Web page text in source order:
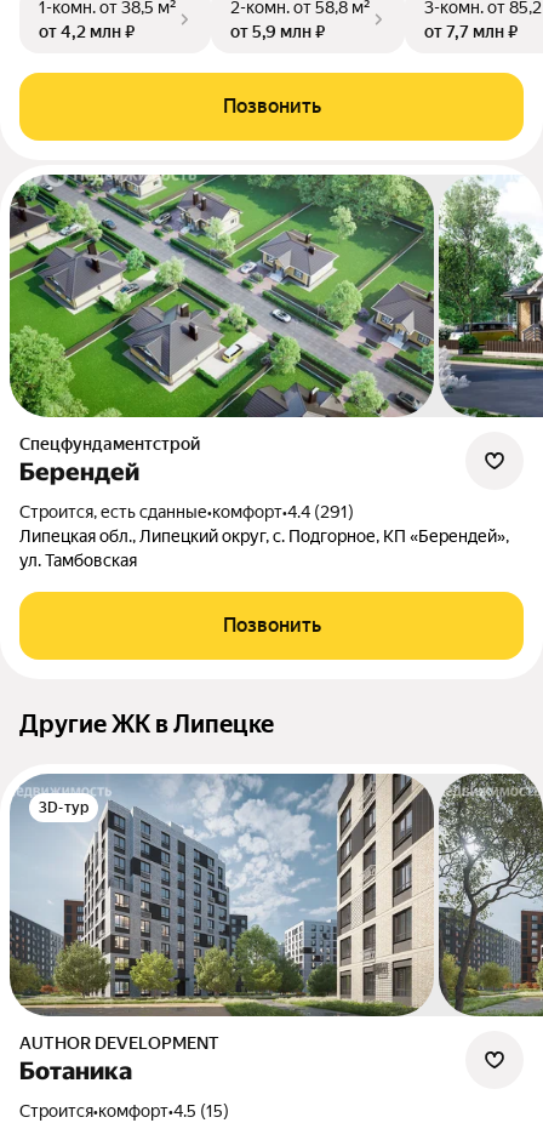
1-комн.от 38,5 м²
от 4,2 млн ₽
2-комн.от 58,8 м²
от 5,9 млн ₽
3-комн.от
от 7,7 млн ₽
Позвонить
Спецфундаментстрой
Берендей
Строится, есть сданные•комфорт•4.4 (291)
Липецкая обл., Липецкий округ, с. Подгорное, КП «Берендей»,
ул. Тамбовская
Позвонить
Другие ЖК в Липецке
3D-тур
AUTHOR DEVELOPMENT
Ботаника
Строится•комфорт•4.5 (15)